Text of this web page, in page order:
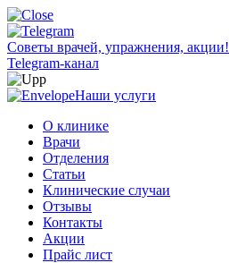
Советы врачей, упражнения, акции!
Telegram-канал
Наши услуги
О клинике
Врачи
Отделения
Статьи
Клинические случаи
Отзывы
Контакты
Акции
Прайс лист